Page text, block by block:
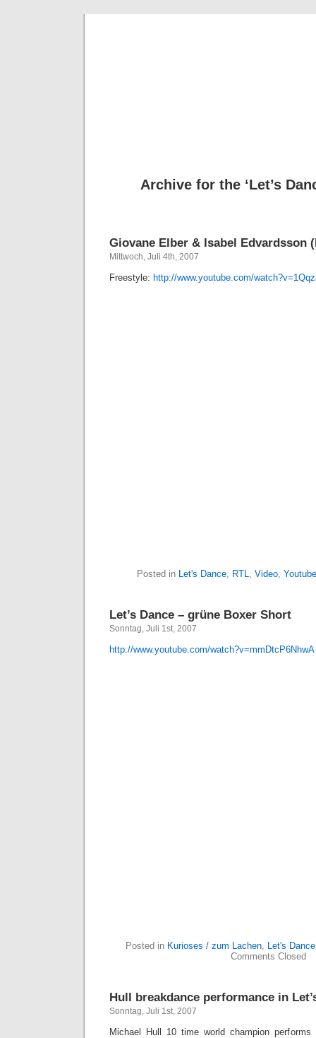
Archive for the ‘Let’s
Giovane Elber & Isabel Edvardsson
Mittwoch, Juli 4th, 2007
Freestyle: http://www.youtube.com/
Posted in Let's Dance, RTL, Video, Youtube
Let’s Dance – grüne Boxer Short
Sonntag, Juli 1st, 2007
http://www.youtube.com/watch?v=mmDtcP6NhwA
Posted in Kurioses / zum Lachen, Let's Dance
Comments Closed
Hull breakdance performance in
Sonntag, Juli 1st, 2007
Michael Hull 10 time world champion